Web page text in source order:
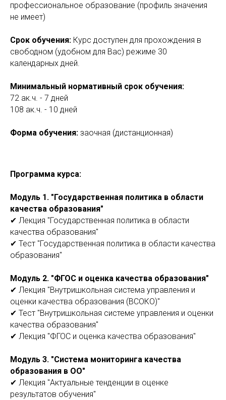
профессиональное образование (профиль значения
не имеет)
Срок обучения: Курс доступен для прохождения в
свободном (удобном для Вас) режиме 30
календарных дней.
Минимальный нормативный срок обучения:
72 ак.ч. - 7 дней
108 ак.ч. - 10 дней
Форма обучения: заочная (дистанционная)
Программа курса:
Модуль 1. "Государственная политика в области
качества образования"
✔ Лекция "Государственная политика в области
качества образования"
✔ Тест "Государственная политика в области качества
образования"
Модуль 2. "ФГОС и оценка качества образования"
✔ Лекция "Внутришкольная система управления и
оценки качества образования (ВСОКО)"
✔ Тест "Внутришкольная системе управления и оценки
качества образования"
✔ Лекция "ФГОС и оценка качества образования"
Модуль 3. "Система мониторинга качества
образования в ОО"
✔ Лекция "Актуальные тенденции в оценке
результатов обучения"